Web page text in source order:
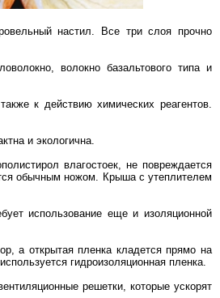
настил. Все три слоя прочно
волокно базальтового типа и
к действию химических реагентов.
и экологична.
влагостоек, не повреждается
обычным ножом. Крыша с утеплителем
использование еще и изоляционной
а открытая пленка кладется прямо на
гидроизоляционная пленка.
решетки, которые ускорят